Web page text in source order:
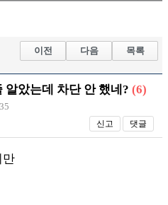
자유사진 군사/무기
이전 다음 목록
알았는데 차단 안 했네? (6)
신고 댓글
만